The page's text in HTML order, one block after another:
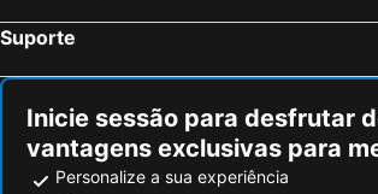
Mini Hotel Fast Sleep Guarulhos By Slaviero Hotéis
Hotel
Villa Fatima Hostel Gru
Hotel Cumbica
Hotel
Guess Hotel & Motel
Hotel
Suporte
Inicie sessão para desfrutar
vantagens exclusivas para
Personalize a sua experiência